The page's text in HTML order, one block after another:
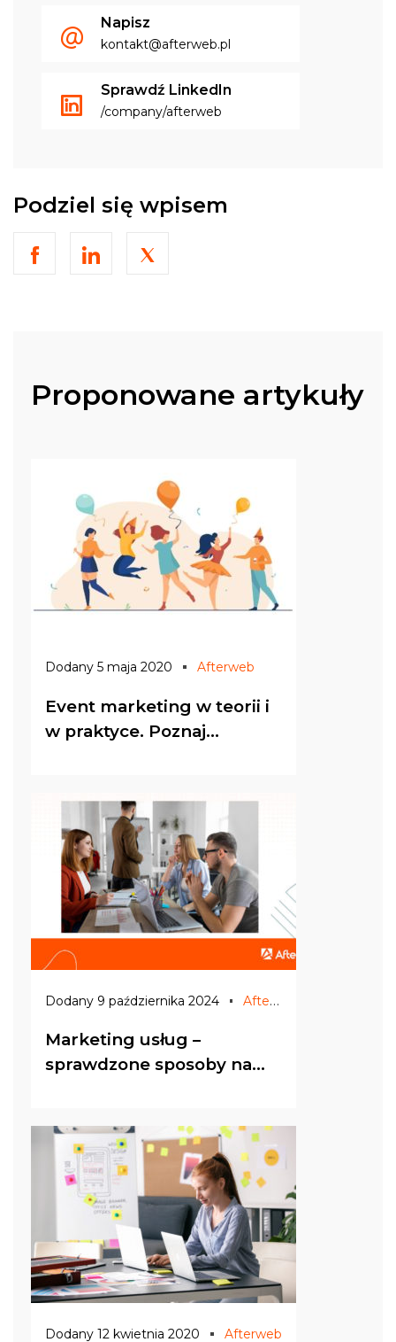
Napisz
kontakt@afterweb.pl
Sprawdź LinkedIn
/company/afterweb
Podziel się wpisem
UdostępnijUdostępnij
Proponowane artykuły
Dodany 5 maja 2020 Afterweb
Event marketing w teorii i
w praktyce. Poznaj
ma do tego internet
Dodany 9 października 2024 Afterweb
Marketing usług –
sprawdzone sposoby na
Dodany 12 kwietnia 2020 Afterweb